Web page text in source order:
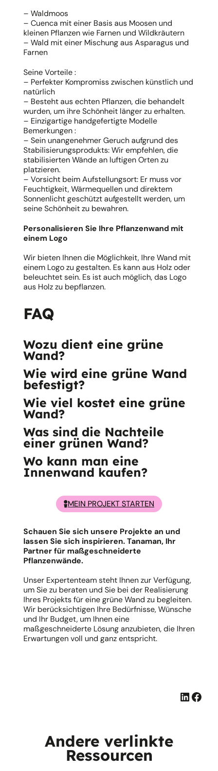
– Waldmoos
– Cuenca mit einer Basis aus Moosen und
kleinen Pflanzen wie Farnen und Wildkräutern
– Wald mit einer Mischung aus Asparagus und
Farnen
Seine Vorteile :
– Perfekter Kompromiss zwischen künstlich und
natürlich
– Besteht aus echten Pflanzen, die behandelt
wurden, um ihre Schönheit länger zu erhalten.
– Einzigartige handgefertigte Modelle
Bemerkungen :
– Sein unangenehmer Geruch aufgrund des
Stabilisierungsprodukts: Wir empfehlen, die
stabilisierten Wände an luftigen Orten zu
platzieren.
– Vorsicht beim Aufstellungsort: Er muss vor
Feuchtigkeit, Wärmequellen und direktem
Sonnenlicht geschützt aufgestellt werden, um
seine Schönheit zu bewahren.
Personalisieren Sie Ihre Pflanzenwand mit
einem Logo
Wir bieten Ihnen die Möglichkeit, Ihre Wand mit
einem Logo zu gestalten. Es kann aus Holz oder
beleuchtet sein. Es ist auch möglich, das Logo
aus Holz zu bepflanzen.
FAQ
Wozu dient eine grüne
Wand?
Wie wird eine grüne Wand
befestigt?
Wie viel kostet eine grüne
Wand?
Was sind die Nachteile
einer grünen Wand?
Wo kann man eine
Innenwand kaufen?
MEIN PROJEKT STARTEN
Schauen Sie sich unsere Projekte an und
lassen Sie sich inspirieren. Tanaman, Ihr
Partner für maßgeschneiderte
Pflanzenwände.
Unser Expertenteam steht Ihnen zur Verfügung,
um Sie zu beraten und Sie bei der Realisierung
Ihres Projekts für eine grüne Wand zu begleiten.
Wir berücksichtigen Ihre Bedürfnisse, Wünsche
und Ihr Budget, um Ihnen eine
maßgeschneiderte Lösung anzubieten, die Ihren
Erwartungen voll und ganz entspricht.
Andere verlinkte
Ressourcen